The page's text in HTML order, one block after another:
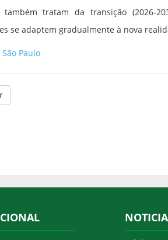
também tratam da transição (2026-
se adaptem gradualmente à nova
Paulo